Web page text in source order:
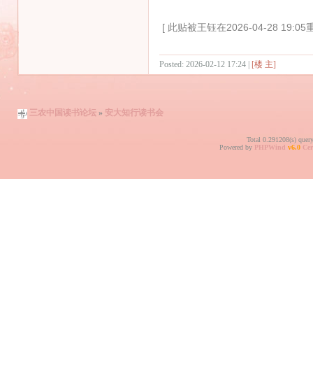
[ 此贴被王钰在2026-04-28 19:05
Posted: 2026-02-12 17:24 | [楼 主]
三农中国读书论坛 » 安大知行读书会
Total 0.291208(s)
Powered by PHPWind v6.0